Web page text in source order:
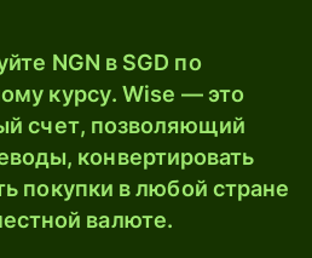
NGN в SGD по
курсу. Wise — это
счет, позволяющий
конвертировать
покупки в любой стране
валюте.